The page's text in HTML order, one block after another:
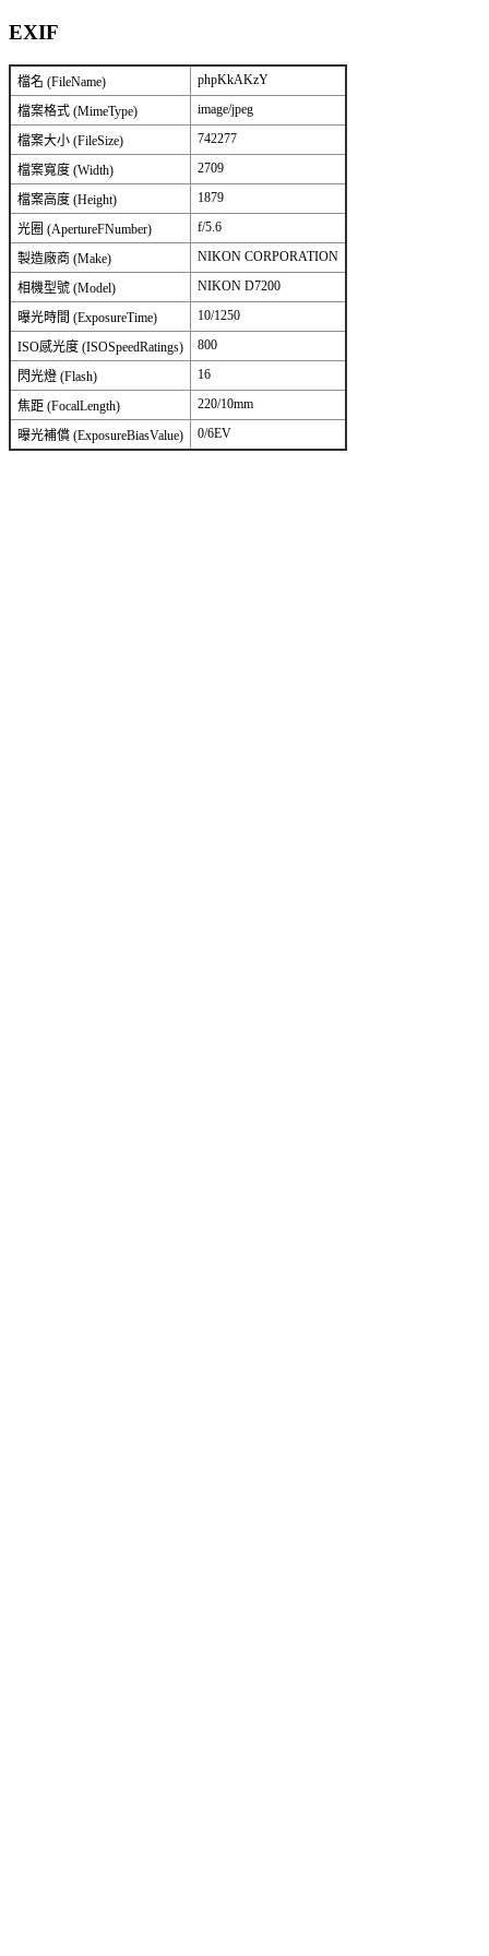
EXIF
檔名 (FileName) phpKkAKzY
檔案格式 (MimeType) image/jpeg
檔案大小 (FileSize) 742277
檔案寬度 (Width) 2709
檔案高度 (Height) 1879
光圈 (ApertureFNumber) f/5.6
製造廠商 (Make) NIKON CORPORATION
相機型號 (Model) NIKON D7200
曝光時間 (ExposureTime) 10/1250
ISO感光度 (ISOSpeedRatings) 800
閃光燈 (Flash) 16
焦距 (FocalLength) 220/10mm
曝光補償 (ExposureBiasValue) 0/6EV